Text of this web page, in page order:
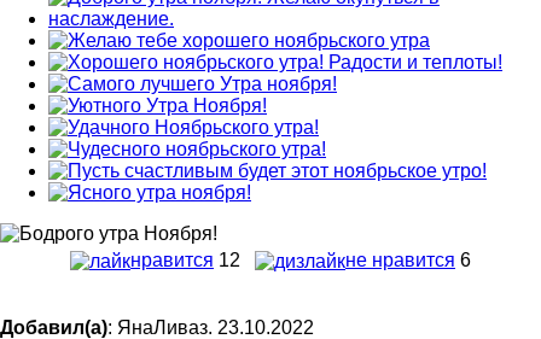
нравится 12 не нравится 6
Добавил(а): ЯнаЛиваз. 23.10.2022